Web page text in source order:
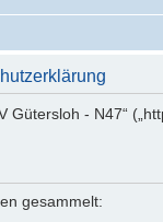
Gütersloh - N47“
gesammelt: